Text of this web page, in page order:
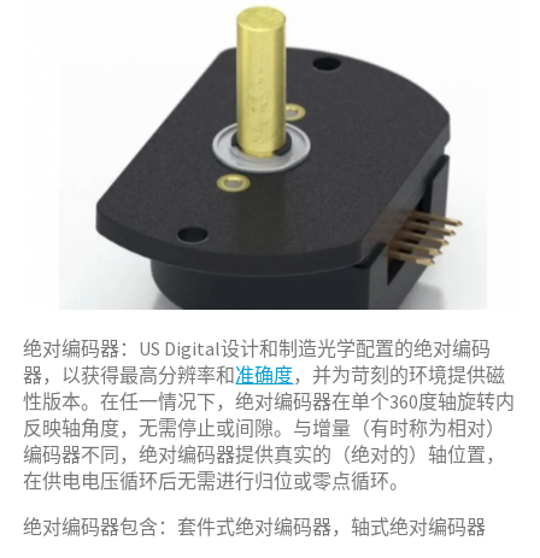
绝对编码器：US Digital设计和制造光学配置的绝对编码
器，以获得最高分辨率和准确度，并为苛刻的环境提供磁
性版本。在任一情况下，绝对编码器在单个360度轴旋转内
反映轴角度，无需停止或间隙。与增量（有时称为相对）
编码器不同，绝对编码器提供真实的（绝对的）轴位置，
在供电电压循环后无需进行归位或零点循环。
绝对编码器包含：套件式绝对编码器，轴式绝对编码器